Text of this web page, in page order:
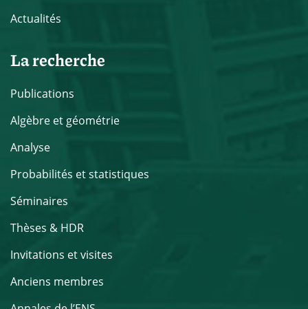
Actualités
La recherche
Publications
Algèbre et géométrie
Analyse
Probabilités et statistiques
Séminaires
Thèses & HDR
Invitations et visites
Anciens membres